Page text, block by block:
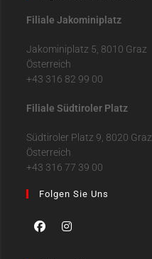
Filiale Jakominiplatz
Jakominiplatz 5, 8010 Graz
Österreich
+43 316 82 99 00
Filiale Südtiroler Platz
Südtiroler Platz 9, 8020 Graz
Österreich
+43 316 77 39 00
Folgen Sie Uns